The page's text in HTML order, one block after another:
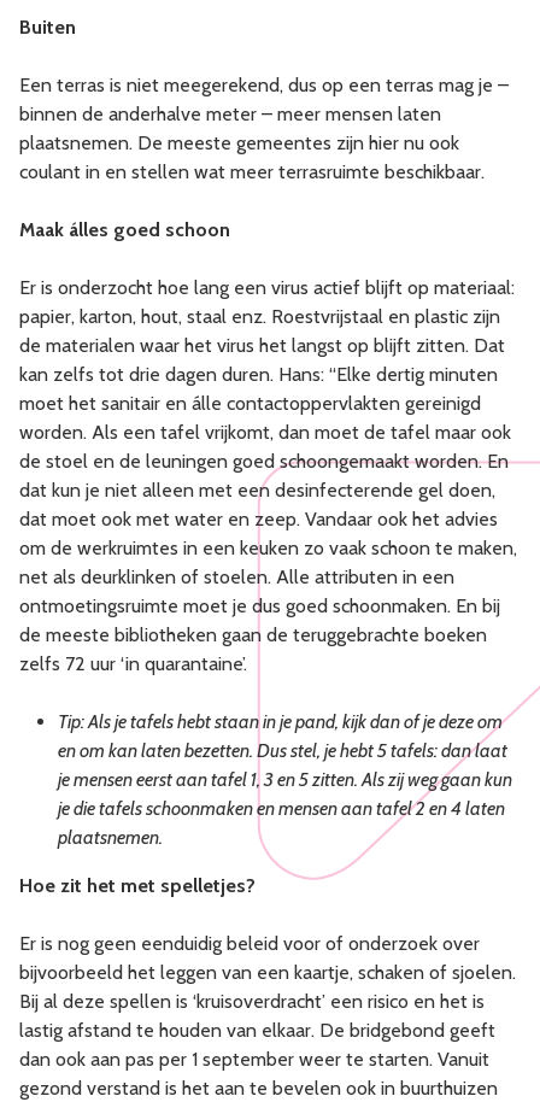
Buiten
Een terras is niet meegerekend, dus op een terras mag je –
binnen de anderhalve meter – meer mensen laten
plaatsnemen. De meeste gemeentes zijn hier nu ook
coulant in en stellen wat meer terrasruimte beschikbaar.
Maak álles goed schoon
Er is onderzocht hoe lang een virus actief blijft op materiaal:
papier, karton, hout, staal enz. Roestvrijstaal en plastic zijn
de materialen waar het virus het langst op blijft zitten. Dat
kan zelfs tot drie dagen duren. Hans: “Elke dertig minuten
moet het sanitair en álle contactoppervlakten gereinigd
worden. Als een tafel vrijkomt, dan moet de tafel maar ook
de stoel en de leuningen goed schoongemaakt worden. En
dat kun je niet alleen met een desinfecterende gel doen,
dat moet ook met water en zeep. Vandaar ook het advies
om de werkruimtes in een keuken zo vaak schoon te maken,
net als deurklinken of stoelen. Alle attributen in een
ontmoetingsruimte moet je dus goed schoonmaken. En bij
de meeste bibliotheken gaan de teruggebrachte boeken
zelfs 72 uur ‘in quarantaine’.
Tip: Als je tafels hebt staan in je pand, kijk dan of je deze om
en om kan laten bezetten. Dus stel, je hebt 5 tafels: dan laat
je mensen eerst aan tafel 1, 3 en 5 zitten. Als zij weg gaan kun
je die tafels schoonmaken en mensen aan tafel 2 en 4 laten
plaatsnemen.
Hoe zit het met spelletjes?
Er is nog geen eenduidig beleid voor of onderzoek over
bijvoorbeeld het leggen van een kaartje, schaken of sjoelen.
Bij al deze spellen is ‘kruisoverdracht’ een risico en het is
lastig afstand te houden van elkaar. De bridgebond geeft
dan ook aan pas per 1 september weer te starten. Vanuit
gezond verstand is het aan te bevelen ook in buurthuizen